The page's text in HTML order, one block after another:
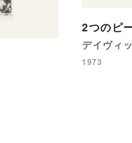
2つのピ
デイヴィ
1973